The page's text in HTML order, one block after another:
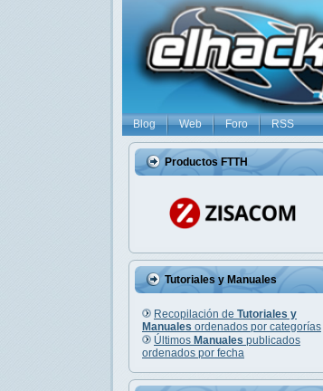
Blog Web Foro RSS
Productos FTTH
Tutoriales y Manuales
Recopilación de Tutoriales y
Manuales ordenados por categorías
Últimos Manuales publicados
ordenados por fecha